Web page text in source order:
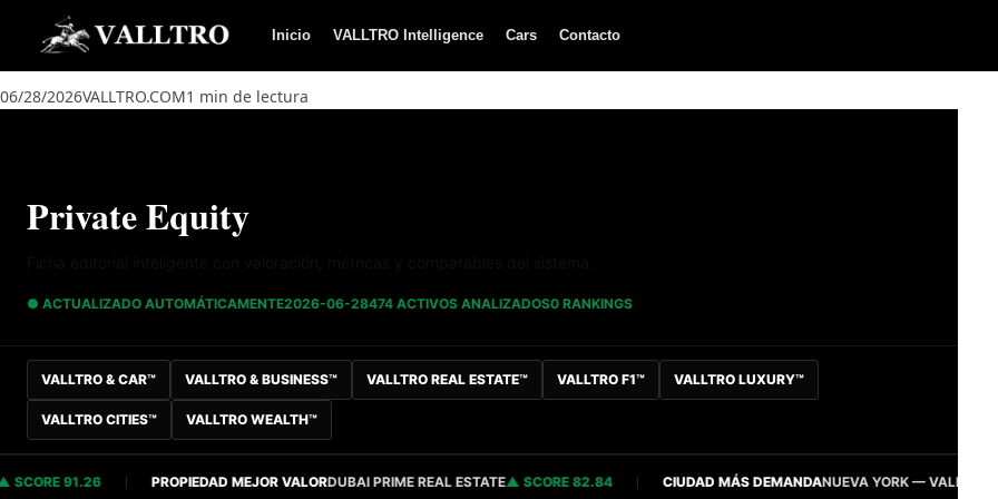
Saltar al contenido
Inicio VALLTRO Intelligence Cars Contacto
06/28/2026VALLTRO.COM1 min de lectura
Private Equity
● ACTUALIZADO AUTOMÁTICAMENTE2026-06-28474 ACTIVOS ANALIZADOS0 RANKINGS
VALLTRO & CAR™ VALLTRO & BUSINESS™ VALLTRO REAL ESTATE™ VALLTRO F1™ VALLTRO LUXURY™
VALLTRO CITIES™ VALLTRO WEALTH™
91.26 PROPIEDAD MEJOR VALORDUBAI PRIME REAL ESTATE SCORE 82.84 CIUDAD MÁS DEMANDANUEVA YORK — VALLTRO